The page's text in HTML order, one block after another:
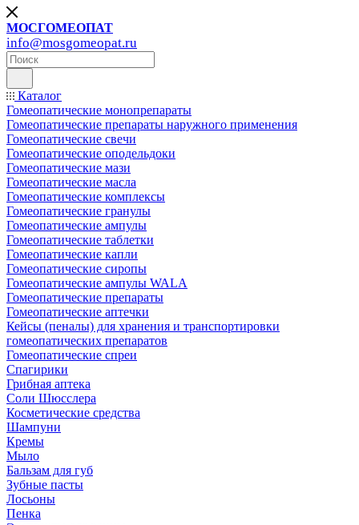
МОСГОМЕОПАТ
info@mosgomeopat.ru
Каталог
Гомеопатические монопрепараты
Гомеопатические препараты наружного применения
Гомеопатические свечи
Гомеопатические оподельдоки
Гомеопатические мази
Гомеопатические масла
Гомеопатические комплексы
Гомеопатические гранулы
Гомеопатические ампулы
Гомеопатические таблетки
Гомеопатические капли
Гомеопатические сиропы
Гомеопатические ампулы WALA
Гомеопатические препараты
Гомеопатические аптечки
Кейсы (пеналы) для хранения и транспортировки
гомеопатических препаратов
Гомеопатические спреи
Спагирики
Грибная аптека
Соли Шюсслера
Косметические средства
Шампуни
Кремы
Мыло
Бальзам для губ
Зубные пасты
Лосьоны
Пенка